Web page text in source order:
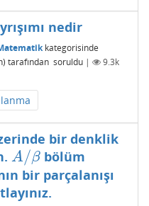
nedir
kategorisinde
tarafından soruldu |
9.3k
bir denklik
A/β
A/β bölüm
bir parçalanışı